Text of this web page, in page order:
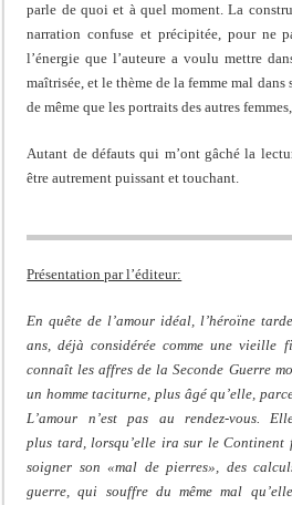
parle de quoi et à quel moment. La
narration confuse et précipitée, pour ne
l’énergie que l’auteure a voulu mettre
maîtrisée, et le thème de la femme mal dans
de même que les portraits des autres
Autant de défauts qui m’ont gâché la
être autrement puissant et touchant.
Présentation par l’éditeur:
En quête de l’amour idéal, l’héroïne
ans, déjà considérée comme une vieille
connaît les affres de la Seconde Guerre
un homme taciturne, plus âgé qu’elle,
L’amour n’est pas au rendez-vous.
plus tard, lorsqu’elle ira sur le Continent
soigner son «mal de pierres», des
guerre, qui souffre du même mal